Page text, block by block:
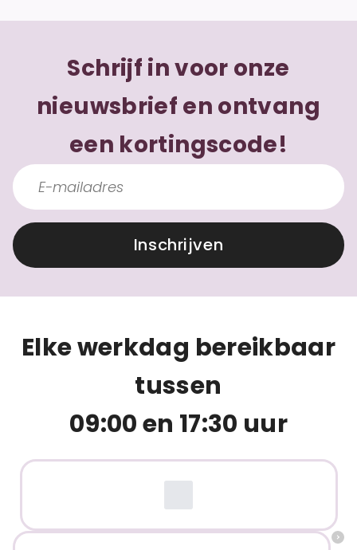
Schrijf in voor onze
nieuwsbrief en ontvang
een kortingscode!
Inschrijven
Elke werkdag bereikbaar
tussen
09:00 en 17:30 uur